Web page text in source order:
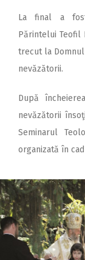
La final a
Părintelui Teofil
trecut la
nevăzătorii.
După
nevăzătorii
Seminarul
organizată în